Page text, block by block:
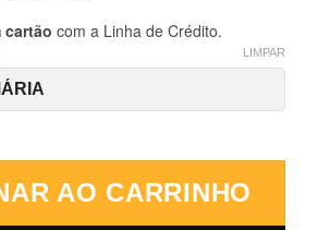
cartão com a Linha de Crédito.
LIMPAR
AO CARRINHO